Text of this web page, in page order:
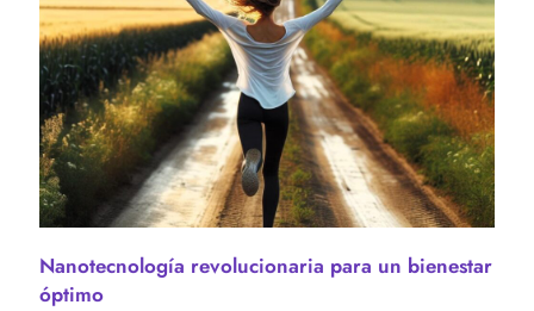
Nanotecnología revolucionaria para un bienestar
óptimo